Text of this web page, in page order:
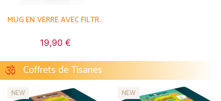
MUG EN VERRE AVEC FILTRE ET COUVERCLE
19,90 €
Coffrets de Tisanes
NEW NEW